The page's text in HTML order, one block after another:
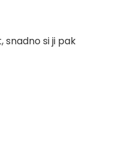
snadno si ji pak